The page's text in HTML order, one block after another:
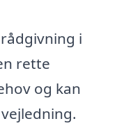
i
rette
og kan